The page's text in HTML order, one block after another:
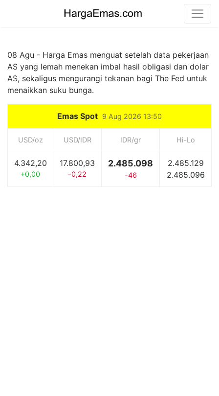
08 Agu - Harga Emas menguat setelah data pekerjaan
AS yang lemah menekan imbal hasil obligasi dan dolar
AS, sekaligus mengurangi tekanan bagi The Fed untuk
menaikkan suku bunga.
Emas Spot 9 Aug 2026 13:50
USD/oz USD/IDR IDR/gr Hi-Lo
4.342,20
+0,00
17.800,93
-0,22
2.485.098
-46
2.485.129
2.485.096